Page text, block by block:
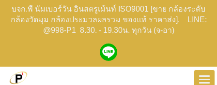
บจก.พี นัมเบอร์วัน อินสตรูเม้นท์ ISO9001 [ขาย กล้องระดับ
กล้องวัดมุม กล้องประมวลผลรวม ของแท้ ราคาส่ง]. LINE:
@998-P1 8.30. - 19.30น. ทุกวัน (จ-อา)